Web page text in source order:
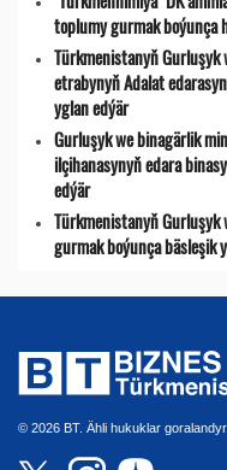
toplumy gurmak boýunça
Türkmenistanyň
etrabynyň Adalat
yglan edýär
Gurluşyk we binagärlik
ilçihanasynyň edara
edýär
Türkmenistanyň
gurmak boýunça bäsleşik
© 2026 BT. Ähli hukuklar goralandyr.